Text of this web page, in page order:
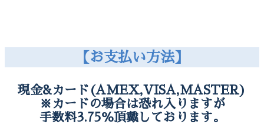
【お支払い方法】
現金&カード(AMEX,VISA,MASTER)
※カードの場合は恐れ入りますが
手数料3.75％頂戴しております。